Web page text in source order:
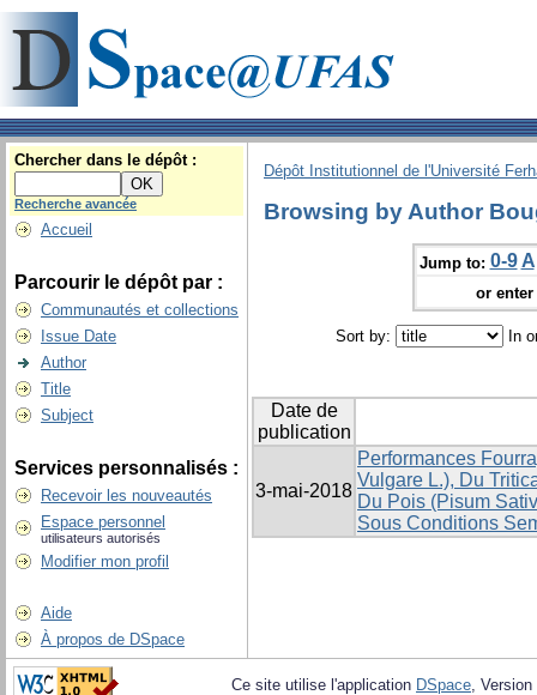
Chercher dans le dépôt :
Recherche avancée
Accueil
Parcourir le dépôt par :
Communautés et collections
Issue Date
Author
Title
Subject
Services personnalisés :
Recevoir les nouveautés
Espace personnel
utilisateurs autorisés
Modifier mon profil
Aide
À propos de DSpace
Dépôt Institutionnel de l'Université
Browsing by Author
Jump to: 0-9 A
or
Sort by: In
Date de
publication
3-mai-2018
Performances
Vulgare L.), Du
Du Pois (Pisum
Sous Conditions
Ce site utilise l'application DSpace,